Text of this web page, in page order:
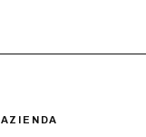
AZIENDA